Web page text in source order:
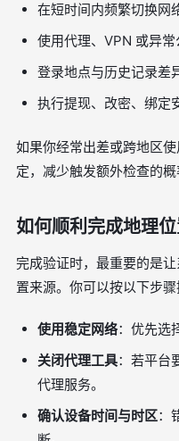
在短时间内频繁切换网
使用代理、VPN 或异常
登录地点与历史记录差
执行提现、改密、绑定
如果你经常出差或跨地区
定，减少触发额外检查的概
如何顺利完成地理
完成验证时，最重要的是
置来源。你可以按以下步骤
使用稳定网络：优先选
关闭代理工具：若平台
代理服务。
确认设备时间与时区：